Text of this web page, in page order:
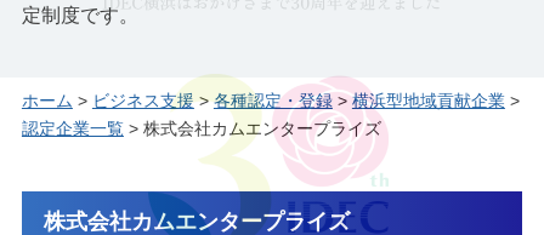
定制度です。
ホーム > ビジネス支援>各種認定・登録>横浜型地域貢献企業>
認定企業一覧> 株式会社カムエンタープライズ
株式会社カムエンタープライズ